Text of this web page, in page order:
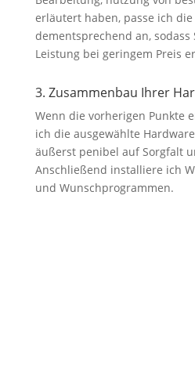
erläutert haben, passe ich
dementsprechend an, sodass
Leistung bei geringem Preis
3. Zusammenbau Ihrer
Wenn die vorherigen Punkte
ich die ausgewählte
äußerst penibel auf Sorgfalt
Anschließend installiere ich
und Wunschprogrammen.